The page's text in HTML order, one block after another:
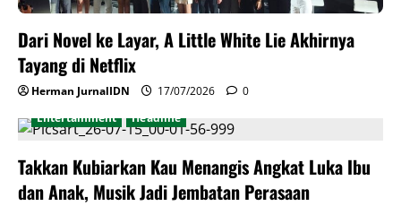
Dari Novel ke Layar, A Little White Lie Akhirnya
Tayang di Netflix
Herman JurnalIDN 17/07/2026
0
Entertainment
Headline
Takkan Kubiarkan Kau Menangis Angkat Luka Ibu
dan Anak, Musik Jadi Jembatan Perasaan